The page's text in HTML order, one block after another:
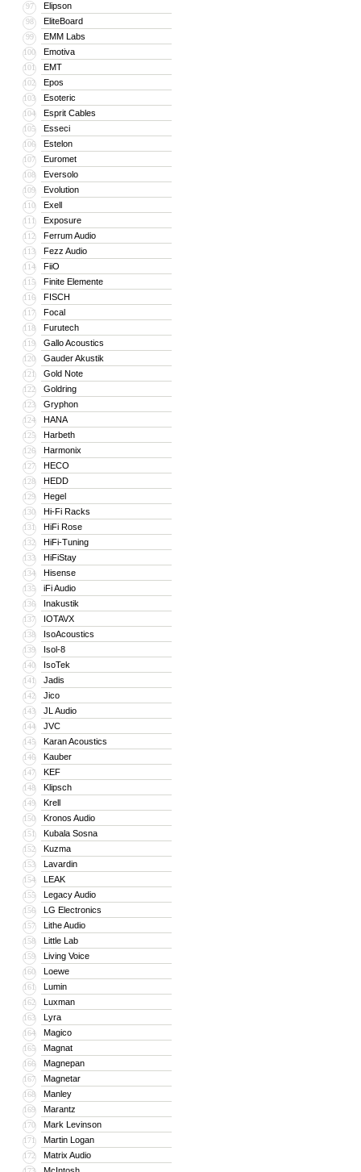
97 Elipson
98 EliteBoard
99 EMM Labs
100 Emotiva
101 EMT
102 Epos
103 Esoteric
104 Esprit Cables
105 Esseci
106 Estelon
107 Euromet
108 Eversolo
109 Evolution
110 Exell
111 Exposure
112 Ferrum Audio
113 Fezz Audio
114 FiiO
115 Finite Elemente
116 FISCH
117 Focal
118 Furutech
119 Gallo Acoustics
120 Gauder Akustik
121 Gold Note
122 Goldring
123 Gryphon
124 HANA
125 Harbeth
126 Harmonix
127 HECO
128 HEDD
129 Hegel
130 Hi-Fi Racks
131 HiFi Rose
132 HiFi-Tuning
133 HiFiStay
134 Hisense
135 iFi Audio
136 Inakustik
137 IOTAVX
138 IsoAcoustics
139 Isol-8
140 IsoTek
141 Jadis
142 Jico
143 JL Audio
144 JVC
145 Karan Acoustics
146 Kauber
147 KEF
148 Klipsch
149 Krell
150 Kronos Audio
151 Kubala Sosna
152 Kuzma
153 Lavardin
154 LEAK
155 Legacy Audio
156 LG Electronics
157 Lithe Audio
158 Little Lab
159 Living Voice
160 Loewe
161 Lumin
162 Luxman
163 Lyra
164 Magico
165 Magnat
166 Magnepan
167 Magnetar
168 Manley
169 Marantz
170 Mark Levinson
171 Martin Logan
172 Matrix Audio